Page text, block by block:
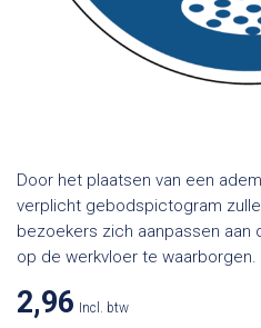
Door het plaatsen van een
verplicht gebodspictogram
bezoekers zich aanpassen aan
op de werkvloer te waarborgen.
2,96 Incl. btw